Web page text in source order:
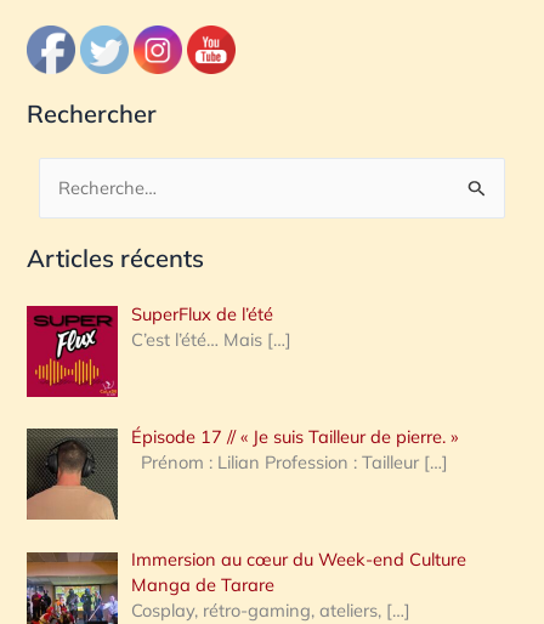
Rechercher
c
e
r
c
h
e
:
Articles récents
SuperFlux de l’été
C’est l’été… Mais […]
Épisode 17 // « Je suis Tailleur de pierre. »
Prénom : Lilian Profession : Tailleur […]
Immersion au cœur du Week-end Culture
Manga de Tarare
Cosplay, rétro-gaming, ateliers, […]